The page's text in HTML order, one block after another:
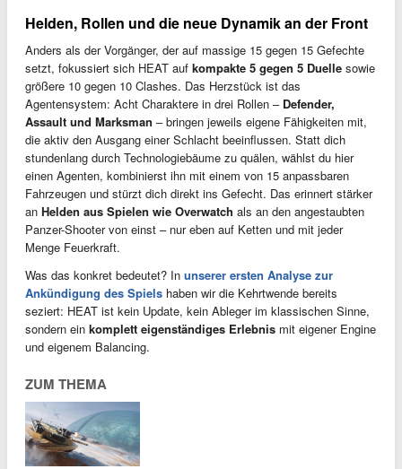
Helden, Rollen und die neue Dynamik an der Front
Anders als der Vorgänger, der auf massige 15 gegen 15 Gefechte
setzt, fokussiert sich HEAT auf kompakte 5 gegen 5 Duelle sowie
größere 10 gegen 10 Clashes. Das Herzstück ist das
Agentensystem: Acht Charaktere in drei Rollen – Defender,
Assault und Marksman – bringen jeweils eigene Fähigkeiten mit,
die aktiv den Ausgang einer Schlacht beeinflussen. Statt dich
stundenlang durch Technologiebäume zu quälen, wählst du hier
einen Agenten, kombinierst ihn mit einem von 15 anpassbaren
Fahrzeugen und stürzt dich direkt ins Gefecht. Das erinnert stärker
an Helden aus Spielen wie Overwatch als an den angestaubten
Panzer-Shooter von einst – nur eben auf Ketten und mit jeder
Menge Feuerkraft.
Was das konkret bedeutet? In unserer ersten Analyse zur
Ankündigung des Spiels haben wir die Kehrtwende bereits
seziert: HEAT ist kein Update, kein Ableger im klassischen Sinne,
sondern ein komplett eigenständiges Erlebnis mit eigener Engine
und eigenem Balancing.
ZUM THEMA